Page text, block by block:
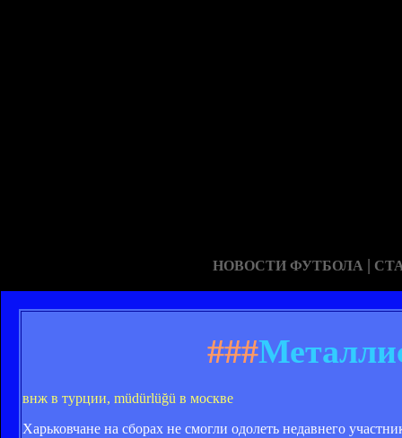
НОВОСТИ ФУТБОЛА |
###
внж в турции, müdürlüğü в москве
Харьковчане на сборах не смогли одолеть недавнего